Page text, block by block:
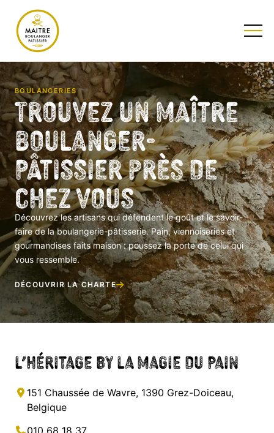
BOULANGERIES
Trouvez un Maître
Boulanger-
Pâtissier près de
chez vous
Découvrez les artisans qui défendent le goût et le savoir-
faire de la boulangerie-pâtisserie. Pain, viennoiseries et
gourmandises faits maison : poussez la porte de celui qui
vous ressemble.
DÉCOUVRIR LA CHARTE
L’héritage by la Magie du Pain
151 Chaussée de Wavre, 1390 Grez-Doiceau,
Belgique
010 68 18 37